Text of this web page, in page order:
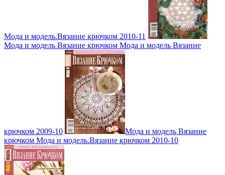
Мода и модель.Вязание крючком 2010-11
Мода и модель Вязание крючком Мода и модель Вязание
крючком 2009-10
Мода и модель Вязание
крючком Мода и модель.Вязание крючком 2010-10